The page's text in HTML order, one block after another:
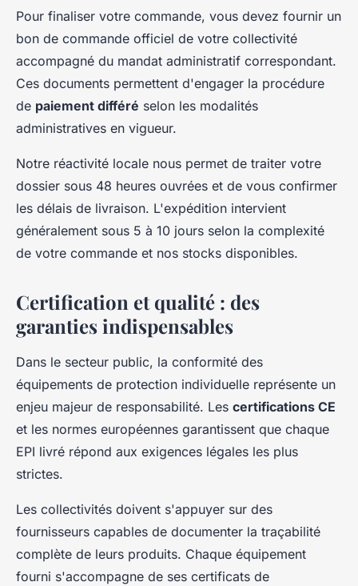
Pour finaliser votre commande, vous devez fournir un
bon de commande officiel de votre collectivité
accompagné du mandat administratif correspondant.
Ces documents permettent d'engager la procédure
de paiement différé selon les modalités
administratives en vigueur.
Notre réactivité locale nous permet de traiter votre
dossier sous 48 heures ouvrées et de vous confirmer
les délais de livraison. L'expédition intervient
généralement sous 5 à 10 jours selon la complexité
de votre commande et nos stocks disponibles.
Certification et qualité : des
garanties indispensables
Dans le secteur public, la conformité des
équipements de protection individuelle représente un
enjeu majeur de responsabilité. Les certifications CE
et les normes européennes garantissent que chaque
EPI livré répond aux exigences légales les plus
strictes.
Les collectivités doivent s'appuyer sur des
fournisseurs capables de documenter la traçabilité
complète de leurs produits. Chaque équipement
fourni s'accompagne de ses certificats de